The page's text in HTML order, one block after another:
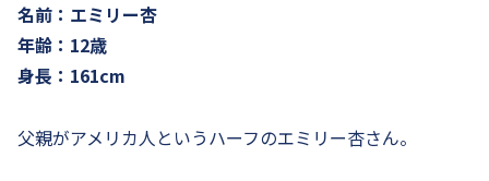
名前：エミリー杏
年齢：12歳
身長：161cm
父親がアメリカ人というハーフのエミリー杏さん。